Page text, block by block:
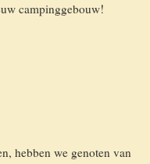
campinggebouw!
hebben we genoten van